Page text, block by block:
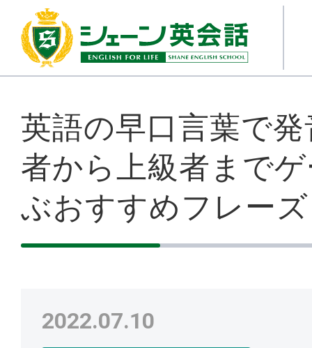
英語の早口言葉で
者から上級者まで
ぶおすすめフレーズ
2022.07.10